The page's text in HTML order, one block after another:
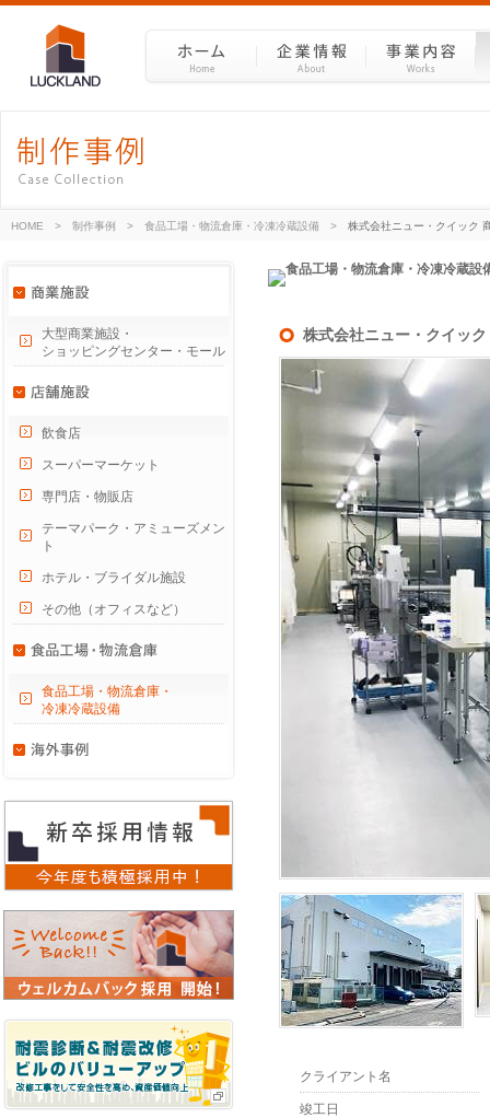
HOME > 制作事例 > 食品工場・物流倉庫・冷凍冷蔵設備 > 株式会社ニュー・クイック
株式会社ニュー・クイッ
クライアント名
竣工日
大型商業施設・
ショッピングセンター・モール
飲食店
スーパーマーケット
専門店・物販店
テーマパーク・アミューズメン
ト
ホテル・ブライダル施設
その他（オフィスなど）
食品工場・物流倉庫・
冷凍冷蔵設備